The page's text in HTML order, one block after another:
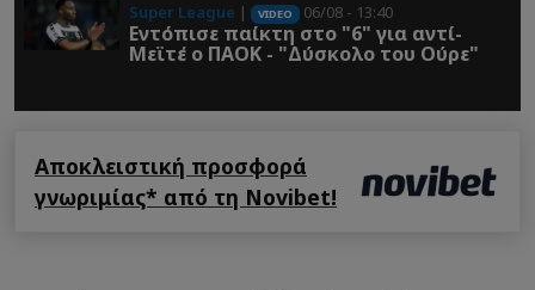
Super League | VIDEO 06/08 - 13:40
Εντόπισε παίκτη στο "6" για αντί-
Μεϊτέ ο ΠΑΟΚ - "Δύσκολο του Ούρε"
Αποκλειστική προσφορά
γνωριμίας* από τη Novibet!